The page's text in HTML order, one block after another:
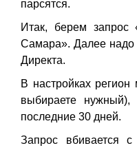
парсятся.
Итак, берем запрос
Самара». Далее надо
Директа.
В настройках
выбираете
последние 30 дней.
Запрос вбивается с